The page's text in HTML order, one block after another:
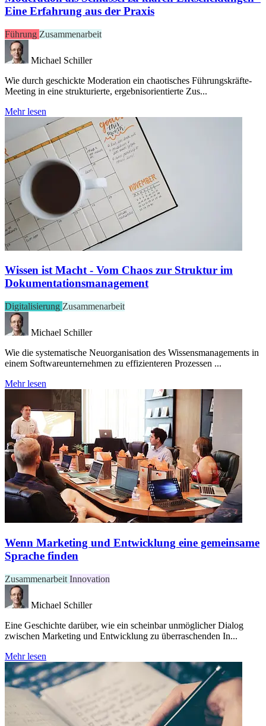
Eine Erfahrung aus der Praxis
Führung Zusammenarbeit
Michael Schiller
Wie durch geschickte Moderation ein chaotisches Führungskräfte-
Meeting in eine strukturierte, ergebnisorientierte Zus...
Mehr lesen
Wissen ist Macht - Vom Chaos zur Struktur im
Dokumentationsmanagement
Digitalisierung Zusammenarbeit
Michael Schiller
Wie die systematische Neuorganisation des Wissensmanagements in
einem Softwareunternehmen zu effizienteren Prozessen ...
Mehr lesen
Wenn Marketing und Entwicklung eine gemeinsame
Sprache finden
Zusammenarbeit Innovation
Michael Schiller
Eine Geschichte darüber, wie ein scheinbar unmöglicher Dialog
zwischen Marketing und Entwicklung zu überraschenden In...
Mehr lesen